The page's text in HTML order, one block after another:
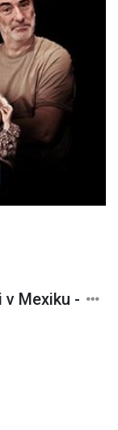
v Mexiku -